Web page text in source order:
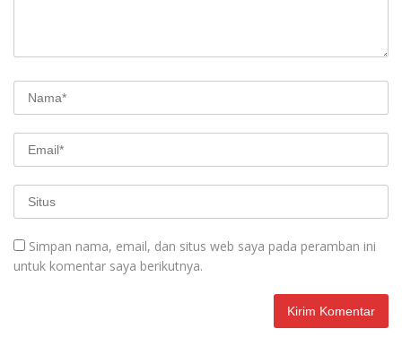
Simpan nama, email, dan situs web saya pada peramban ini
untuk komentar saya berikutnya.